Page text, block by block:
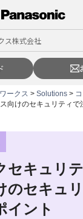
ス株式会社
ークス >Solutions >
向けのセキュリティで
セキュリ
のセキュ
イント